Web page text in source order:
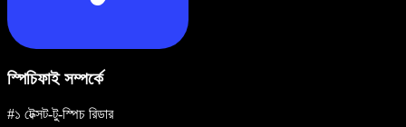
স্পিচিফাই সম্পর্কে
#১ টেক্সট-টু-স্পিচ রিডার